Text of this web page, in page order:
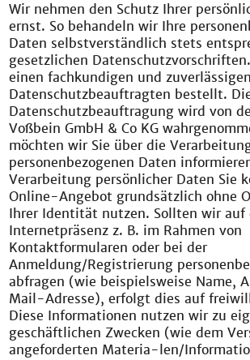
Wir nehmen den Schutz Ihrer
ernst. So behandeln wir Ihre
Daten selbstverständlich stets
gesetzlichen
einen fachkundigen und
Datenschutzbeauftragten bestellt.
Datenschutzbeauftragung wird von
Voßbein GmbH & Co KG
möchten wir Sie über die
personenbezogenen Daten
Verarbeitung persönlicher Daten Sie
Online-Angebot grundsätzlich ohne
Ihrer Identität nutzen. Sollten wir auf
Internetpräsenz z. B. im Rahmen von
Kontaktformularen oder bei der
Anmeldung/Registrierung
abfragen (wie beispielsweise Name,
Mail-Adresse), erfolgt dies auf
Diese Informationen nutzen wir zu
geschäftlichen Zwecken (wie dem
angeforderten Materia-len/